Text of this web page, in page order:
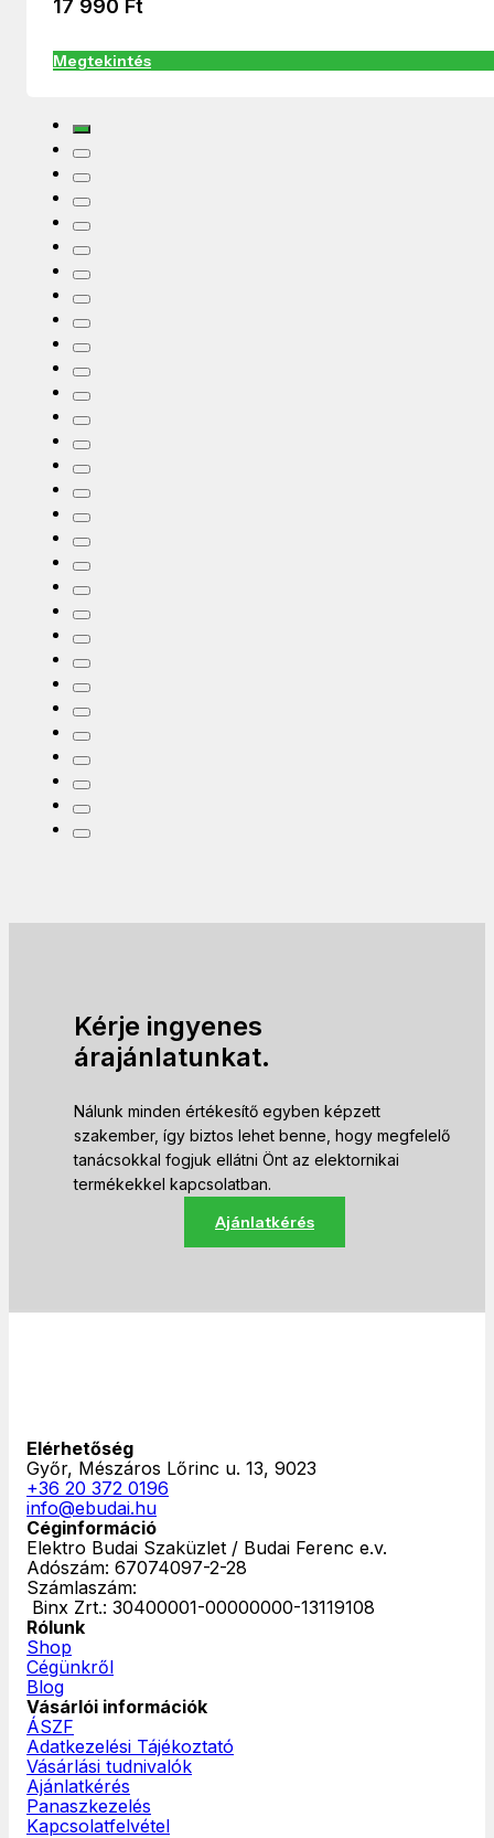
17 990 Ft
Megtekintés
Kérje ingyenes
árajánlatunkat.
Nálunk minden értékesítő egyben képzett
szakember, így biztos lehet benne, hogy megfelelő
tanácsokkal fogjuk ellátni Önt az elektornikai
termékekkel kapcsolatban.
Ajánlatkérés
Elérhetőség
Győr, Mészáros Lőrinc u. 13, 9023
+36 20 372 0196
info@ebudai.hu
Céginformáció
Elektro Budai Szaküzlet / Budai Ferenc e.v.
Adószám: 67074097-2-28
Számlaszám:
‎ Binx Zrt.: 30400001-00000000-13119108
Rólunk
Shop
Cégünkről
Blog
Vásárlói információk
ÁSZF
Adatkezelési Tájékoztató
Vásárlási tudnivalók
Ajánlatkérés
Panaszkezelés
Kapcsolatfelvétel